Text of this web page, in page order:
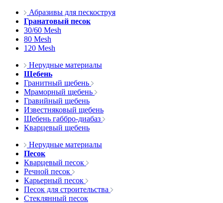
Абразивы для пескоструя
Гранатовый песок
30/60 Mesh
80 Mesh
120 Mesh
Нерудные материалы
Щебень
Гранитный щебень
Мраморный щебень
Гравийный щебень
Известняковый щебень
Щебень габбро-диабаз
Кварцевый щебень
Нерудные материалы
Песок
Кварцевый песок
Речной песок
Карьерный песок
Песок для строительства
Стеклянный песок